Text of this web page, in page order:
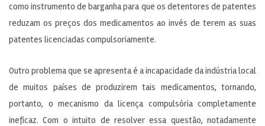
como instrumento de barganha para que os detentores de patentes
reduzam os preços dos medicamentos ao invés de terem as suas
patentes licenciadas compulsoriamente.
Outro problema que se apresenta é a incapacidade da indústria local
de muitos países de produzirem tais medicamentos, tornando,
portanto, o mecanismo da licença compulsória completamente
ineficaz. Com o intuito de resolver essa questão, notadamente